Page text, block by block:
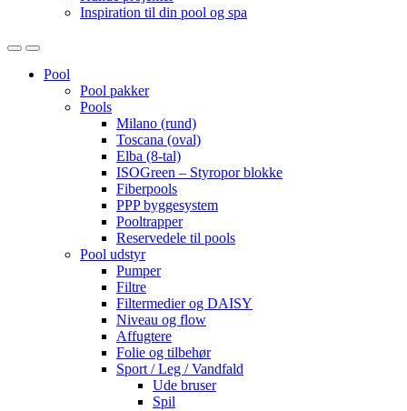
Inspiration til din pool og spa
OpenClose
Pool
Pool pakker
Pools
Milano (rund)
Toscana (oval)
Elba (8-tal)
ISOGreen – Styropor blokke
Fiberpools
PPP byggesystem
Pooltrapper
Reservedele til pools
Pool udstyr
Pumper
Filtre
Filtermedier og DAISY
Niveau og flow
Affugtere
Folie og tilbehør
Sport / Leg / Vandfald
Ude bruser
Spil